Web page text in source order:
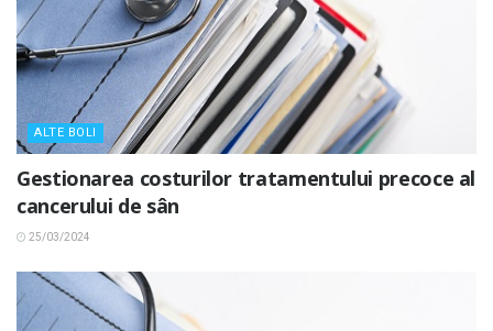
ALTE BOLI
Gestionarea costurilor tratamentului precoce al
cancerului de sân
25/03/2024